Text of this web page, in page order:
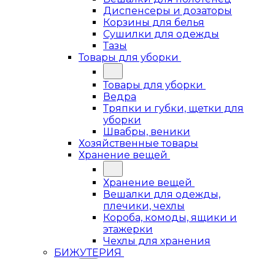
Диспенсеры и дозаторы
Корзины для белья
Сушилки для одежды
Тазы
Товары для уборки
Товары для уборки
Ведра
Тряпки и губки, щетки для
уборки
Швабры, веники
Хозяйственные товары
Хранение вещей
Хранение вещей
Вешалки для одежды,
плечики, чехлы
Короба, комоды, ящики и
этажерки
Чехлы для хранения
БИЖУТЕРИЯ